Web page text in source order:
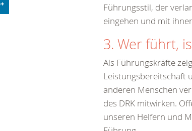
Führungsstil, der
eingehen und mit
3. Wer führt,
Als Führungskräfte
Leistungsbereitschaft
anderen Menschen
des DRK mitwirken.
unseren Helfern und